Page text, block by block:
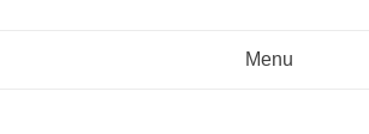
Menu